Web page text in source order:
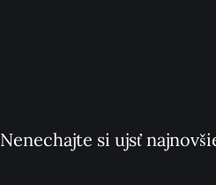
Nenechajte si ujsť